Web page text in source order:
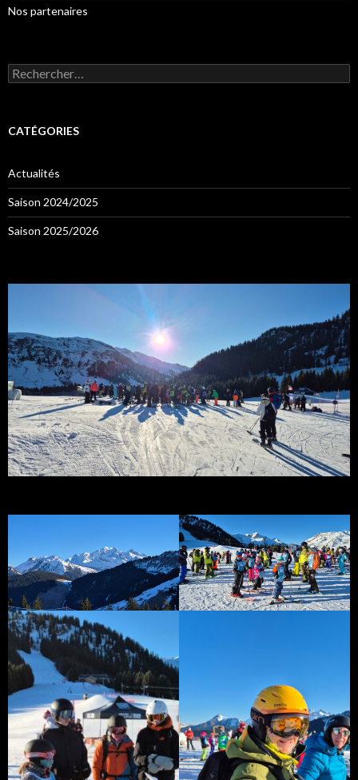
Nos partenaires
Rechercher :
CATÉGORIES
Actualités
Saison 2024/2025
Saison 2025/2026